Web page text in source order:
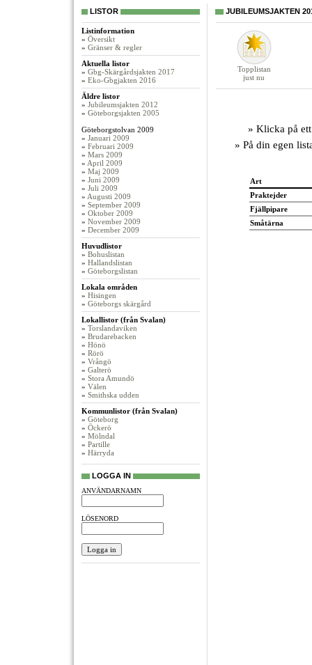
LISTOR
Listinformation
» Översikt
» Gränser & regler
Aktuella listor
» Gbg-Skärgårdsjakten 2017
» Eko-Gbgjakten 2016
Äldre listor
» Jubileumsjakten 2012
» Göteborgsjakten 2005
Göteborgstolvan 2009
» Januari 2009
» Februari 2009
» Mars 2009
» April 2009
» Maj 2009
» Juni 2009
» Juli 2009
» Augusti 2009
» September 2009
» Oktober 2009
» November 2009
» December 2009
Huvudlistor
» Bohuslistan
» Hallandslistan
» Göteborgslistan
Lokala områden
» Hisingen
» Göteborgs skärgård
Lokallistor (från Svalan)
» Torslandaviken
» Brudarebacken
» Hönö
» Rörö
» Vrångö
» Galterö
» Stora Amundö
» Välen
» Smithska udden
Kommunlistor (från Svalan)
» Göteborg
» Öckerö
» Mölndal
» Partille
» Härryda
LOGGA IN
ANVÄNDARNAMN
LÖSENORD
JUBILEUMSJAKTEN
Topplistan
just nu
» Klicka på
» På din egen
Art
Praktejder
Fjällpipare
Småtärna